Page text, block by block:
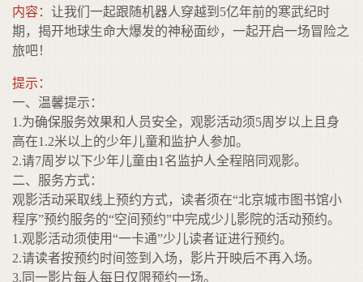
内容： 让我们一起跟随机器人穿越到5亿年前的寒武纪时
期，揭开地球生命大爆发的神秘面纱，一起开启一场冒险之
旅吧！
提示：
一、温馨提示：
1.为确保服务效果和人员安全，观影活动须5周岁以上且身
高在1.2米以上的少年儿童和监护人参加。
2.请7周岁以下少年儿童由1名监护人全程陪同观影。
二、服务方式：
观影活动采取线上预约方式，读者须在“北京城市图书馆小
程序”预约服务的“空间预约”中完成少儿影院的活动预约。
1.观影活动须使用“一卡通”少儿读者证进行预约。
2.请读者按预约时间签到入场，影片开映后不再入场。
3.同一影片每人每日仅限预约一场。